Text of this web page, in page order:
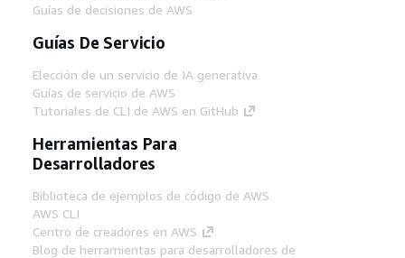
Guías de decisiones de AWS
Guías De Servicio
Elección de un servicio de IA generativa
Guías de servicio de AWS
Tutoriales de CLI de AWS en GitHub
Herramientas Para
Desarrolladores
Biblioteca de ejemplos de código de AWS
AWS CLI
Centro de creadores en AWS
Blog de herramientas para desarrolladores de